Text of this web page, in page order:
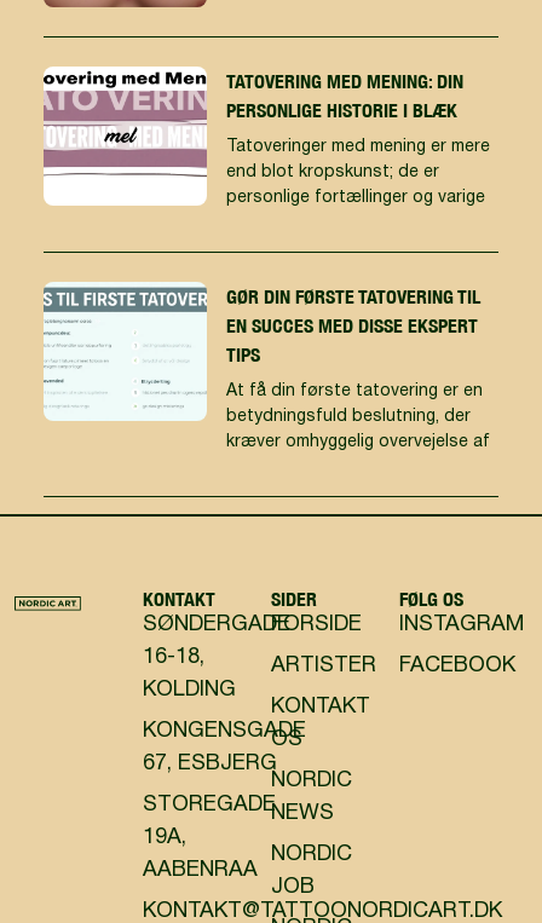
TATOVERING MED MENING: DIN
PERSONLIGE HISTORIE I BLÆK
Tatoveringer med mening er mere
end blot kropskunst; de er
personlige fortællinger og varige
GØR DIN FØRSTE TATOVERING TIL
EN SUCCES MED DISSE EKSPERT
TIPS
At få din første tatovering er en
betydningsfuld beslutning, der
kræver omhyggelig overvejelse af
KONTAKT
SØNDERGADE
16-18,
KOLDING
KONGENSGADE
67, ESBJERG
STOREGADE
19A,
AABENRAA
KONTAKT@TATTOONORDICART.DK
SIDER
FORSIDE
ARTISTER
KONTAKT
OS
NORDIC
NEWS
NORDIC
JOB
FØLG OS
INSTAGRAM
FACEBOOK